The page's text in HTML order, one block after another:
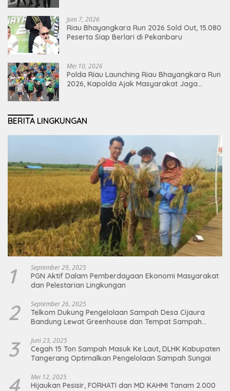
Juni 7, 2026
Riau Bhayangkara Run 2026 Sold Out, 15.080
Peserta Siap Berlari di Pekanbaru
Mei 10, 2026
Polda Riau Launching Riau Bhayangkara Run
2026, Kapolda Ajak Masyarakat Jaga
BERITA LINGKUNGAN
1 September 29, 2025
PGN Aktif Dalam Pemberdayaan Ekonomi Masyarakat
dan Pelestarian Lingkungan
2 September 26, 2025
Telkom Dukung Pengelolaan Sampah Desa Cijaura
Bandung Lewat Greenhouse dan Tempat Sampah
3 Juni 23, 2025
Cegah 15 Ton Sampah Masuk Ke Laut, DLHK Kabupaten
Tangerang Optimalkan Pengelolaan Sampah Sungai
4 Mei 12, 2025
Hijaukan Pesisir, FORHATI dan MD KAHMI Tanam 2.000